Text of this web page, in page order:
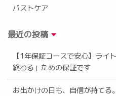
バストケア
最近の投稿
【1年保証コースで安心】ライ
終わる」ための保証です
お出かけの日も、自信が持てる